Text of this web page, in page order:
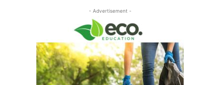
- Advertisement -